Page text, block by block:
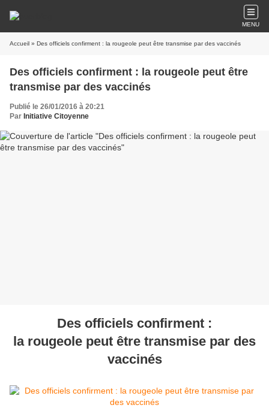
MENU
Accueil » Des officiels confirment : la rougeole peut être transmise par des vaccinés
Des officiels confirment : la rougeole peut être
transmise par des vaccinés
Publié le 26/01/2016 à 20:21
Par Initiative Citoyenne
Des officiels confirment :
la rougeole peut être transmise par des
vaccinés